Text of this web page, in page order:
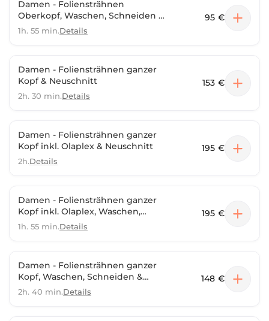
Damen - Foliensträhnen
Oberkopf, Waschen, Schneiden &
selber Föhnen
1h. 55 min.Details
95 €
Damen - Foliensträhnen ganzer
Kopf & Neuschnitt
2h. 30 min.Details
153 €
Damen - Foliensträhnen ganzer
Kopf inkl. Olaplex & Neuschnitt
2h.Details
195 €
Damen - Foliensträhnen ganzer
Kopf inkl. Olaplex, Waschen,
Schneiden & selber Föhnen
1h. 55 min.Details
195 €
Damen - Foliensträhnen ganzer
Kopf, Waschen, Schneiden &
selber Föhnen
2h. 40 min.Details
148 €